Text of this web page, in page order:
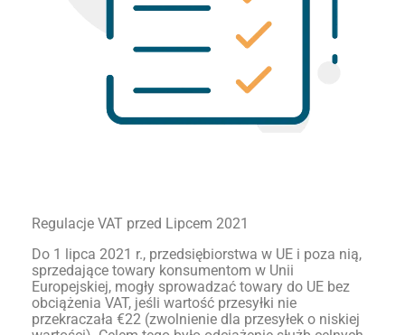
Regulacje VAT przed Lipcem 2021
Do 1 lipca 2021 r., przedsiębiorstwa w UE i poza nią,
sprzedające towary konsumentom w Unii
Europejskiej, mogły sprowadzać towary do UE bez
obciążenia VAT, jeśli wartość przesyłki nie
przekraczała €22 (zwolnienie dla przesyłek o niskiej